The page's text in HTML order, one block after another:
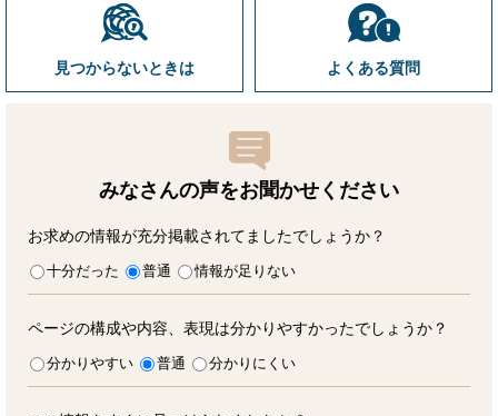
見つからないときは よくある質問
みなさんの声をお聞かせ ください
お求めの情報が充分掲載されてましたでしょうか？
十分だった 普通 情報が足りない
ページの構成や内容、表現は分かりやすかったでしょうか？
分かりやすい 普通 分かりにくい